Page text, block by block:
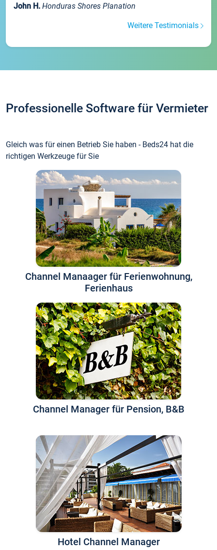
John H. Honduras Shores Planation
Weitere Testimonials
Professionelle Software für Vermieter
Gleich was für einen Betrieb Sie haben - Beds24 hat die
richtigen Werkzeuge für Sie
Channel Manaager für Ferienwohnung,
Ferienhaus
Channel Manager für Pension, B&B
Hotel Channel Manager